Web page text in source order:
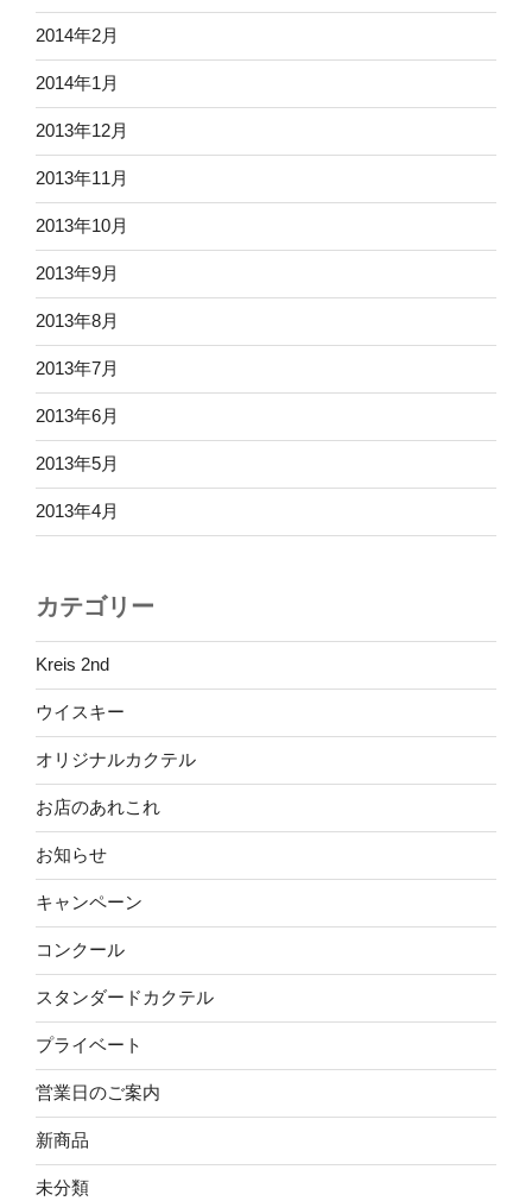
2014年2月
2014年1月
2013年12月
2013年11月
2013年10月
2013年9月
2013年8月
2013年7月
2013年6月
2013年5月
2013年4月
カテゴリー
Kreis 2nd
ウイスキー
オリジナルカクテル
お店のあれこれ
お知らせ
キャンペーン
コンクール
スタンダードカクテル
プライベート
営業日のご案内
新商品
未分類